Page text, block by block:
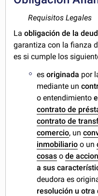
Requisitos Legales
Laobligación de la
garantiza con la fianza
es si cumple los
esoriginada por
mediante un
o entendimiento
contrato de
contrato de
comercio, un
inmobiliario o un
cosas ode
a sus
deudora es
resolución u otra